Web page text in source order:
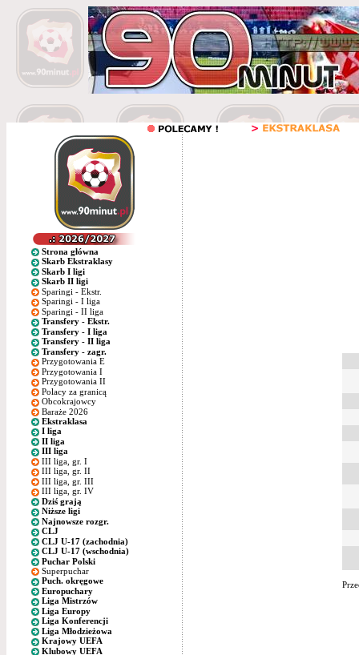
Strona główna
Skarb Ekstraklasy
Skarb I ligi
Skarb II ligi
Sparingi - Ekstr.
Sparingi - I liga
Sparingi - II liga
Transfery - Ekstr.
Transfery - I liga
Transfery - II liga
Transfery - zagr.
Przygotowania E
Przygotowania I
Przygotowania II
Polacy za granicą
Obcokrajowcy
Baraże 2026
Ekstraklasa
I liga
II liga
III liga
III liga, gr. I
III liga, gr. II
III liga, gr. III
III liga, gr. IV
Dziś grają
Niższe ligi
Najnowsze rozgr.
CLJ
CLJ U-17 (zachodnia)
CLJ U-17 (wschodnia)
Puchar Polski
Superpuchar
Puch. okręgowe
Europuchary
Liga Mistrzów
Liga Europy
Liga Konferencji
Liga Młodzieżowa
Krajowy UEFA
Klubowy UEFA